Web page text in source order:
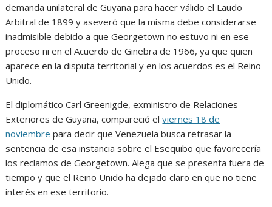
demanda unilateral de Guyana para hacer válido el Laudo
Arbitral de 1899 y aseveró que la misma debe considerarse
inadmisible debido a que Georgetown no estuvo ni en ese
proceso ni en el Acuerdo de Ginebra de 1966, ya que quien
aparece en la disputa territorial y en los acuerdos es el Reino
Unido.
El diplomático Carl Greenigde, exministro de Relaciones
Exteriores de Guyana, compareció elviernes 18 de
noviembre para decir que Venezuela busca retrasar la
sentencia de esa instancia sobre el Esequibo que favorecería
los reclamos de Georgetown. Alega que se presenta fuera de
tiempo y que el Reino Unido ha dejado claro en que no tiene
interés en ese territorio.